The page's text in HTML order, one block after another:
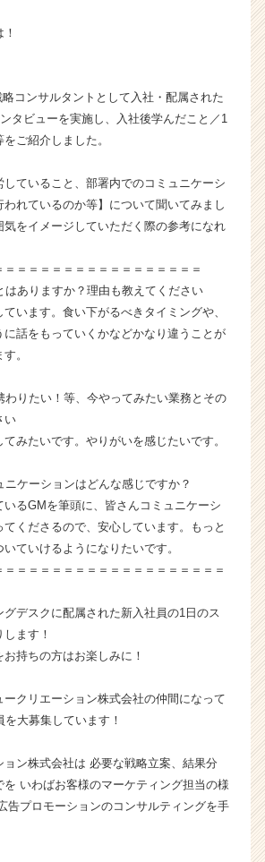
ョ
労
し
て
る
事
E
戦
略
コ
ン
サ
【バ
リ
ュ
ク
リ
ー
シ
ョ
株
式
会
タ
イ
ラ
イ
ン】
コンサルタントとして入社・配属された
タビューを実施し、入社後学んだこと／1
ご紹介しました。
ていること、部署内でのコミュニケーシ
われているのか等】について聞いてみまし
気をイメージしていただく際の参考になれ
＝＝＝＝＝＝＝＝＝＝＝＝＝＝＝＝＝
はありますか？理由も教えてください
います。食い下がるべきタイミングや、
に話をもっていくかなどかなり違うことが
。
わりたい！等、今やってみたい業務とその
い
みたいです。やりがいを感じたいです。
ケーションはどんな感じですか？
るGMを筆頭に、皆さんコミュニケーシ
てくださるので、安心しています。もっと
ていけるようになりたいです。
＝＝＝＝＝＝＝＝＝＝＝＝＝＝＝＝＝＝＝
グデスクに配属された新入社員の1日のス
ます！
持ちの方はお楽しみに！
ークリエーション株式会社の仲間になって
を大募集しています！
ン株式会社は 必要な戦略立案、結果分
いわばお客様のマーケティング担当の様
告プロモーションのコンサルティングを手